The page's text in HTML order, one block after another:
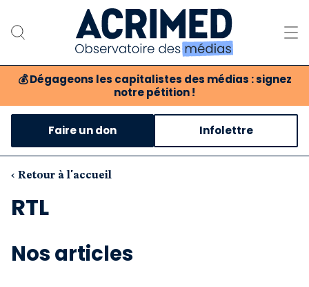
💰 Dégageons les capitalistes des médias : signez
notre pétition !
Notre association
Notre critique des médias
Nos propositions
Boutique
Faire un don Infolettre
‹ Retour à l'accueil
RTL
Nos articles